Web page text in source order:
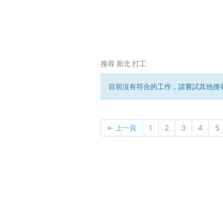
搜尋 新北 打工
目前沒有符合的工作，請嘗試其他搜
← 上一頁 1 2 3 4 5